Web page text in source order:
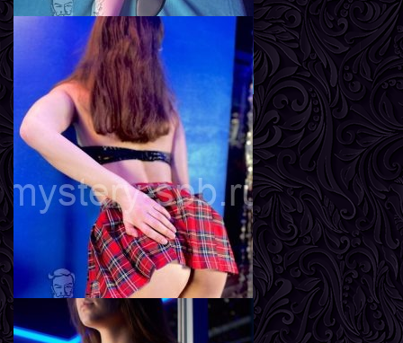
Линда
Возраст
23
Рост
167 см
57 кг
2-й